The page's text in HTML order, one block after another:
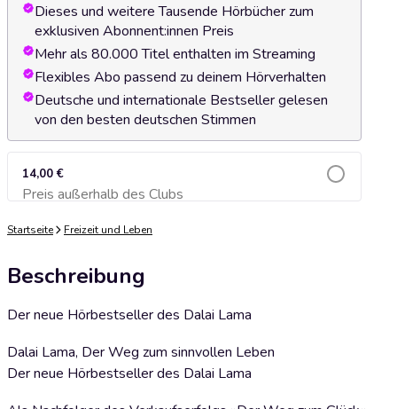
Dieses und weitere Tausende Hörbücher zum
exklusiven Abonnent:innen Preis
Mehr als 80.000 Titel enthalten im Streaming
Flexibles Abo passend zu deinem Hörverhalten
Deutsche und internationale Bestseller gelesen
von den besten deutschen Stimmen
14,00 €
Preis außerhalb des ClubsZum Warenkorb hinzufügen
Startseite Freizeit und Leben
Beschreibung
Der neue Hörbestseller des Dalai Lama
Dalai Lama, Der Weg zum sinnvollen Leben
Der neue Hörbestseller des Dalai Lama